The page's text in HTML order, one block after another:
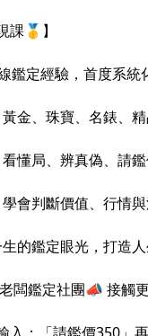
課🥇】
鑑定經驗，首度系統
金、珠寶、名錶、
懂局、辨真偽、請
會判斷價值、行情
的鑑定眼光，打造
闆鑑定社團📣 接觸